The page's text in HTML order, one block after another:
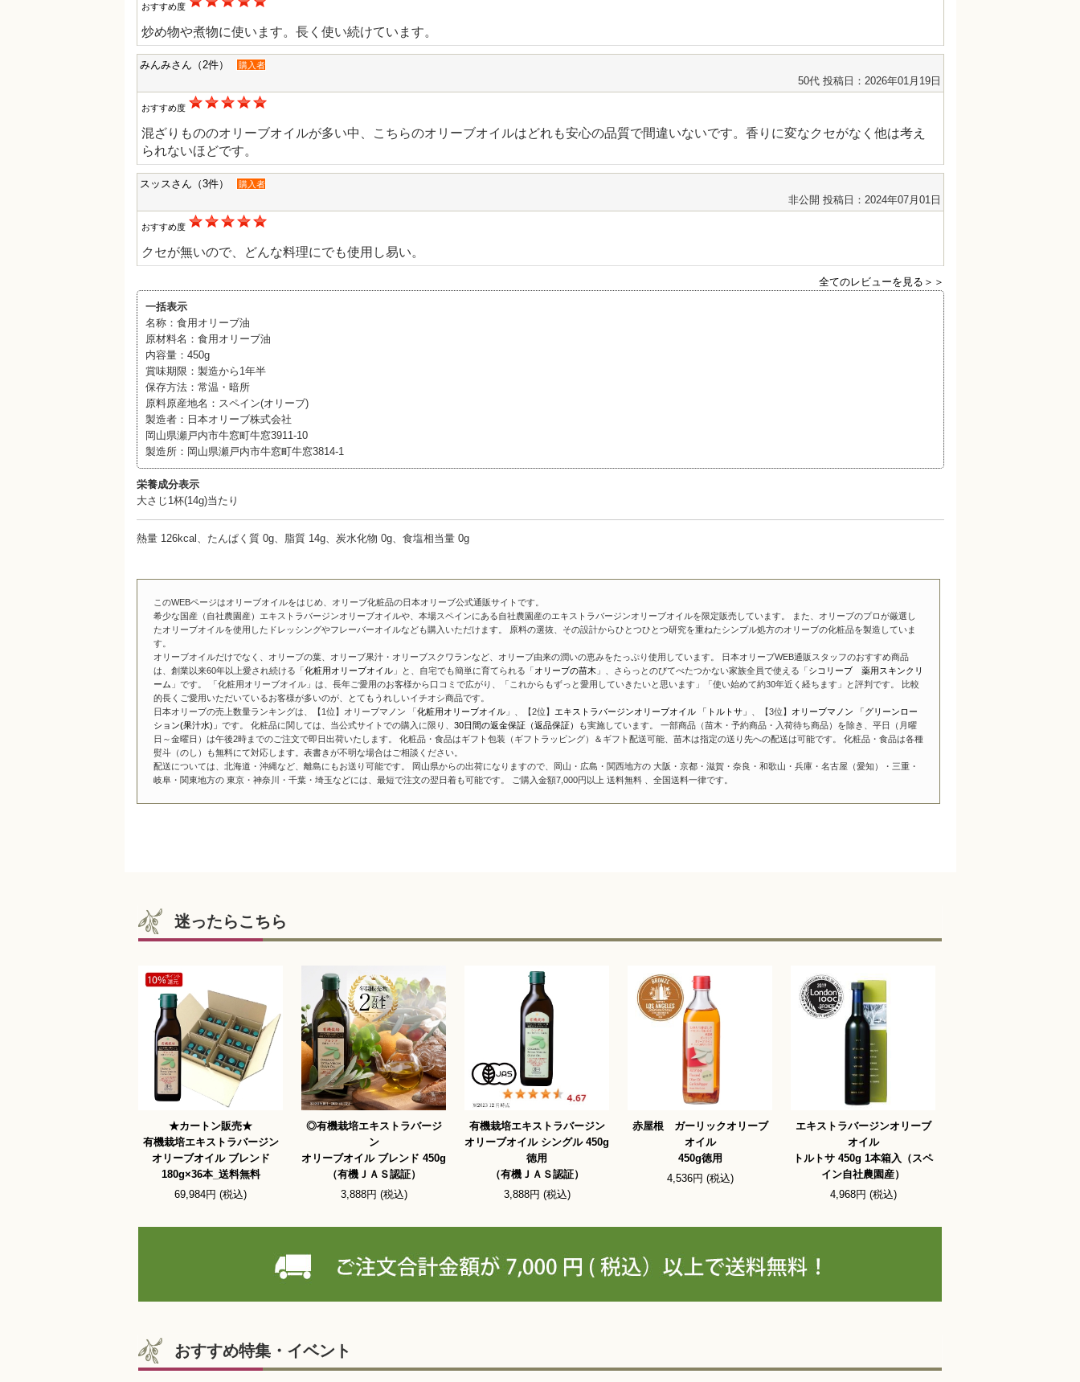
おすすめ度
炒め物や煮物に使います。長く使い続けています。
みんみさん（2件） 購入者
50代 投稿日：2026年01月19日
おすすめ度
混ざりもののオリーブオイルが多い中、こちらのオリーブオイルはどれも安心の品質で間違いないです。香りに変なクセがなく他は考え
られないほどです。
スッスさん（3件） 購入者
非公開 投稿日：2024年07月01日
おすすめ度
クセが無いので、どんな料理にでも使用し易い。
全てのレビューを見る＞＞
一括表示
名称：食用オリーブ油
原材料名：食用オリーブ油
内容量：450g
賞味期限：製造から1年半
保存方法：常温・暗所
原料原産地名：スペイン(オリーブ)
製造者：日本オリーブ株式会社
岡山県瀬戸内市牛窓町牛窓3911-10
製造所：岡山県瀬戸内市牛窓町牛窓3814-1
栄養成分表示
大さじ1杯(14g)当たり
熱量 126kcal、たんぱく質 0g、脂質 14g、炭水化物 0g、食塩相当量 0g
このWEBページはオリーブオイルをはじめ、オリーブ化粧品の日本オリーブ公式通販サイトです。
希少な国産（自社農園産）エキストラバージンオリーブオイルや、本場スペインにある自社農園産のエキストラバージンオリーブオイルを限定販売しています。 また、オリーブのプロが厳選し
たオリーブオイルを使用したドレッシングやフレーバーオイルなども購入いただけます。 原料の選抜、その設計からひとつひとつ研究を重ねたシンプル処方のオリーブの化粧品を製造していま
す。
オリーブオイルだけでなく、オリーブの葉、オリーブ果汁・オリーブスクワランなど、オリーブ由来の潤いの恵みをたっぷり使用しています。 日本オリーブWEB通販スタッフのおすすめ商品
は、創業以来60年以上愛され続ける「化粧用オリーブオイル」と、自宅でも簡単に育てられる「オリーブの苗木 」、さらっとのびてべたつかない家族全員で使える「シコリーブ 薬用スキンクリ
ーム 」です。 「化粧用オリーブオイル」は、長年ご愛用のお客様から口コミで広がり、「これからもずっと愛用していきたいと思います」「使い始めて約30年近く経ちます」と評判です。 比較
的長くご愛用いただいているお客様が多いのが、とてもうれしいイチオシ商品です。
日本オリーブの売上数量ランキングは、【1位】オリーブマノン 「化粧用オリーブオイル」、【2位】 エキストラバージンオリーブオイル 「トルトサ」 、【3位】
オリーブマノン 「グリーンロー
ション(果汁水)」 です。 化粧品に関しては、当公式サイトでの購入に限り、 30日間の返金保証（返品保証）
も実施しています。 一部商品（苗木・予約商品・入荷待ち商品）を除き、平日（月曜
日～金曜日）は午後2時までのご注文で即日出荷いたします。 化粧品・食品はギフト包装（ギフトラッピング）＆ギフト配送可能、苗木は指定の送り先への配送は可能です。 化粧品・食品は各種
熨斗（のし）も無料にて対応します。表書きが不明な場合はご相談ください。
配送については、北海道・沖縄など、離島にもお送り可能です。 岡山県からの出荷になりますので、岡山・広島・関西地方の 大阪・京都・滋賀・奈良・和歌山・兵庫・名古屋（愛知）・三重・
岐阜・関東地方の 東京・神奈川・千葉・埼玉などには、最短で注文の翌日着も可能です。 ご購入金額7,000円以上 送料無料 、全国送料一律です。
迷ったらこちら
★カートン販売★
有機栽培エキストラバージン
オリーブオイル ブレンド
180g×36本_送料無料
69,984円 (税込)
◎有機栽培エキストラバージ
ン
オリーブオイル ブレンド 450g
（有機ＪＡＳ認証）
3,888円 (税込)
有機栽培エキストラバージン
オリーブオイル シングル 450g
徳用
（有機ＪＡＳ認証）
3,888円 (税込)
赤屋根 ガーリックオリーブ
オイル
450g徳用
4,536円 (税込)
エキストラバージンオリーブ
オイル
トルトサ 450g 1本箱入（スペ
イン自社農園産）
4,968円 (税込)